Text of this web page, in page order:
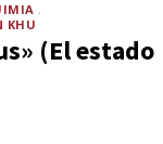
KHU
(El estado